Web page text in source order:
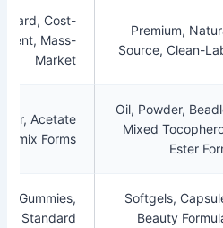
Standard, Cost-
Efficient, Mass-
Market
Oil,
Oil, Powder, Acetate
Forms, Premix Forms
Tablets, Gummies,
Standard